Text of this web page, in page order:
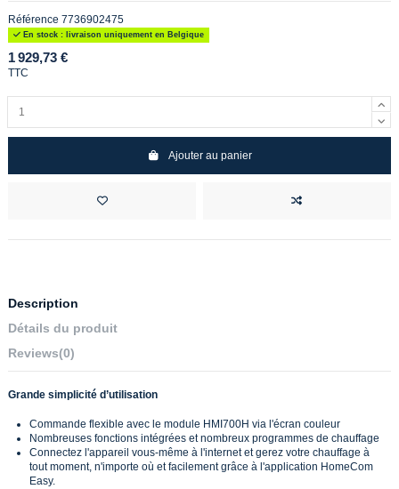
Référence 7736902475
En stock : livraison uniquement en Belgique
1 929,73 €
TTC
Ajouter au panier
Description
Détails du produit
Reviews(0)
Grande simplicité d’utilisation
Commande flexible avec le module HMI700H via l'écran couleur
Nombreuses fonctions intégrées et nombreux programmes de chauffage
Connectez l'appareil vous-même à l'internet et gerez votre chauffage à
tout moment, n'importe où et facilement grâce à l'application HomeCom
Easy.